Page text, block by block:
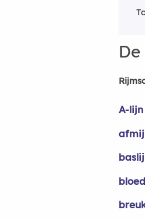
A-lijn